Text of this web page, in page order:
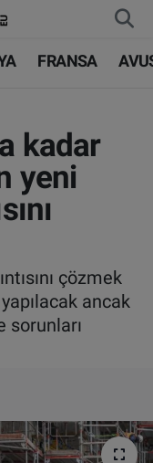
FRANSA
kadar
yeni
çözmek
ancak
sorunları